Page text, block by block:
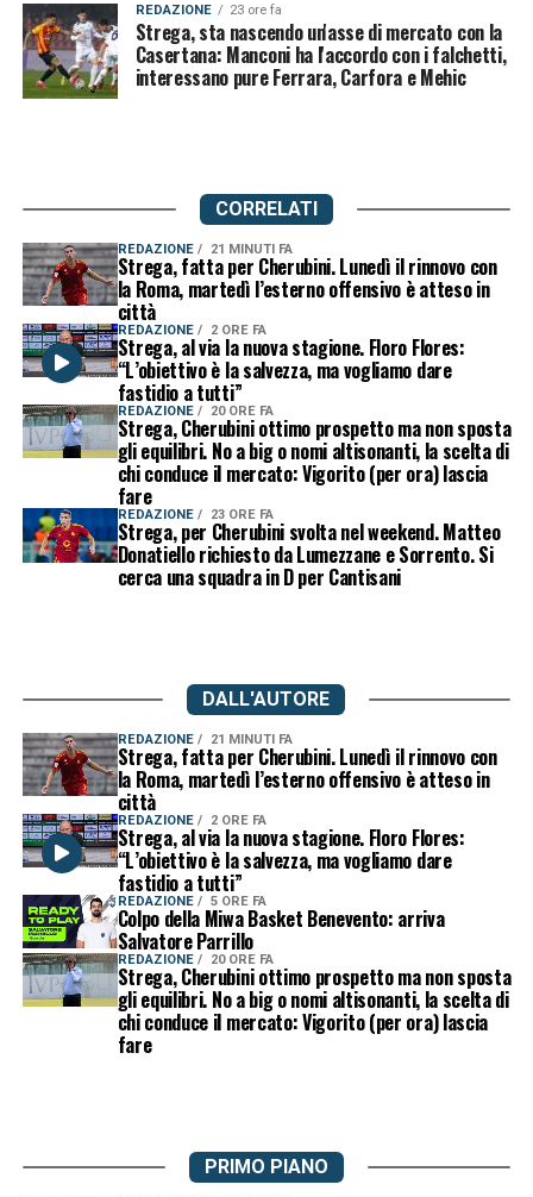
REDAZIONE 23 ore fa
Strega, sta nascendo un'asse di mercato con la
Casertana: Manconi ha l'accordo con i falchetti,
interessano pure Ferrara, Carfora e Mehic
CORRELATI
REDAZIONE 21 MINUTI FA
Strega, fatta per Cherubini. Lunedì il rinnovo con
la Roma, martedì l’esterno offensivo è atteso in
città
REDAZIONE 2 ORE FA
Strega, al via la nuova stagione. Floro Flores:
“L’obiettivo è la salvezza, ma vogliamo dare
fastidio a tutti”
REDAZIONE 20 ORE FA
Strega, Cherubini ottimo prospetto ma non sposta
gli equilibri. No a big o nomi altisonanti, la scelta di
chi conduce il mercato: Vigorito (per ora) lascia
fare
REDAZIONE 23 ORE FA
Strega, per Cherubini svolta nel weekend. Matteo
Donatiello richiesto da Lumezzane e Sorrento. Si
cerca una squadra in D per Cantisani
DALL'AUTORE
REDAZIONE 21 MINUTI FA
Strega, fatta per Cherubini. Lunedì il rinnovo con
la Roma, martedì l’esterno offensivo è atteso in
città
REDAZIONE 2 ORE FA
Strega, al via la nuova stagione. Floro Flores:
“L’obiettivo è la salvezza, ma vogliamo dare
fastidio a tutti”
REDAZIONE 5 ORE FA
Colpo della Miwa Basket Benevento: arriva
Salvatore Parrillo
REDAZIONE 20 ORE FA
Strega, Cherubini ottimo prospetto ma non sposta
gli equilibri. No a big o nomi altisonanti, la scelta di
chi conduce il mercato: Vigorito (per ora) lascia
fare
PRIMO PIANO